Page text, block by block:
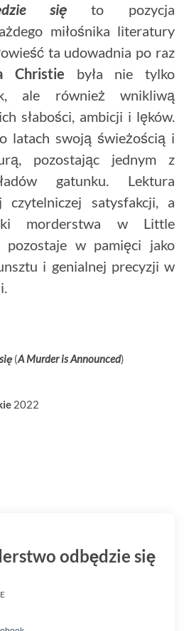
się to pozycja
miłośnika literatury
ta udowadnia po raz
Christie była nie tylko
ale również wnikliwą
słabości, ambicji i lęków.
latach swoją świeżością i
pozostając jednym z
gatunku. Lektura
czytelniczej satysfakcji, a
morderstwa w Little
pozostaje w pamięci jako
i genialnej precyzji w
(A Murder is Announced)
2022